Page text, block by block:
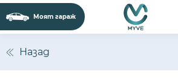
Моят гараж
Назад